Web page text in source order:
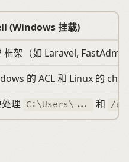
(Windows 挂载)
框架（如 Laravel,
的 ACL 和 Linux 的
理 C:\Users\... 和 /